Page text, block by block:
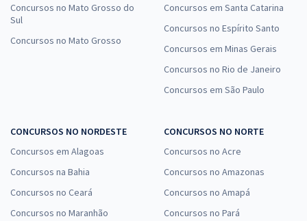
Concursos no Mato Grosso do
Sul
Concursos no Mato Grosso
Concursos em Santa Catarina
Concursos no Espírito Santo
Concursos em Minas Gerais
Concursos no Rio de Janeiro
Concursos em São Paulo
CONCURSOS NO NORDESTE
Concursos em Alagoas
Concursos na Bahia
Concursos no Ceará
Concursos no Maranhão
CONCURSOS NO NORTE
Concursos no Acre
Concursos no Amazonas
Concursos no Amapá
Concursos no Pará